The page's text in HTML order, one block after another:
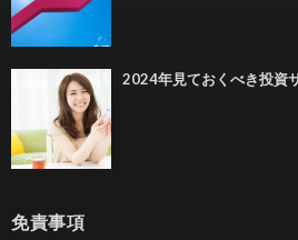
2024年見ておくべき投資
免責事項